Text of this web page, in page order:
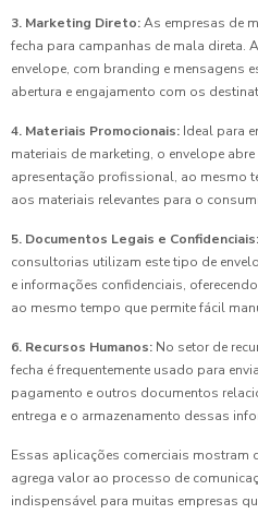
3. Marketing Direto:As empresas de
fecha para campanhas de mala direta.
envelope, com branding e mensagens
abertura e engajamento com os
4. Materiais Promocionais: Ideal para
materiais de marketing, o envelope
apresentação profissional, ao mesmo
aos materiais relevantes para o
5. Documentos Legais e Confidenciais:
consultorias utilizam este tipo de
e informações confidenciais,
ao mesmo tempo que permite fácil
6. Recursos Humanos: No setor de
fecha é frequentemente usado para
pagamento e outros documentos
entrega e o armazenamento dessas
Essas aplicações comerciais mostram
agrega valor ao processo de
indispensável para muitas empresas